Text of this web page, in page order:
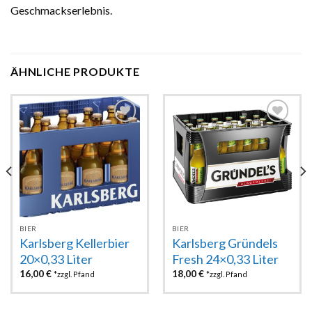
Geschmackserlebnis.
ÄHNLICHE PRODUKTE
Wunschliste
hinzufügen
BIER
Karlsberg Kellerbier
20×0,33 Liter
16,00€ *zzgl. Pfand
Zur
Wunschliste
hinzufügen
BIER
Karlsberg Gründels
Fresh 24×0,33 Liter
18,00€ *zzgl. Pfand